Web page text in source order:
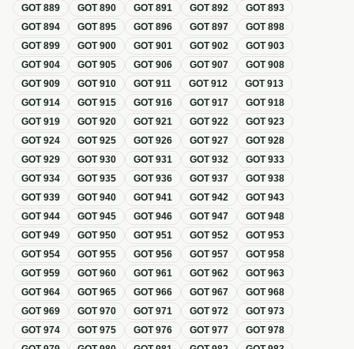
GOT889 GOT890 GOT891 GOT892 GOT893
GOT894 GOT895 GOT896 GOT897 GOT898
GOT899 GOT900 GOT901 GOT902 GOT903
GOT904 GOT905 GOT906 GOT907 GOT908
GOT909 GOT910 GOT911 GOT912 GOT913
GOT914 GOT915 GOT916 GOT917 GOT918
GOT919 GOT920 GOT921 GOT922 GOT923
GOT924 GOT925 GOT926 GOT927 GOT928
GOT929 GOT930 GOT931 GOT932 GOT933
GOT934 GOT935 GOT936 GOT937 GOT938
GOT939 GOT940 GOT941 GOT942 GOT943
GOT944 GOT945 GOT946 GOT947 GOT948
GOT949 GOT950 GOT951 GOT952 GOT953
GOT954 GOT955 GOT956 GOT957 GOT958
GOT959 GOT960 GOT961 GOT962 GOT963
GOT964 GOT965 GOT966 GOT967 GOT968
GOT969 GOT970 GOT971 GOT972 GOT973
GOT974 GOT975 GOT976 GOT977 GOT978